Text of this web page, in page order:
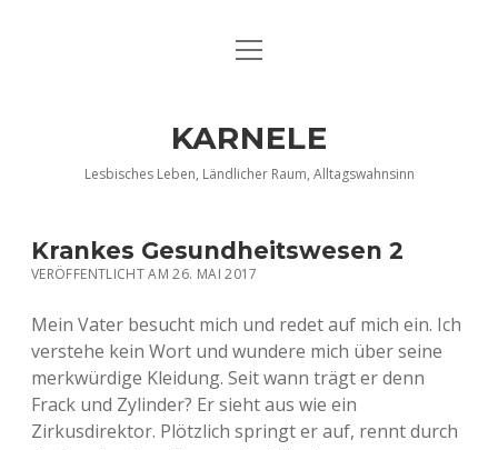
DATENSCHUTZERKLÄRUNG
Menü
KARNELE
Lesbisches Leben, Ländlicher Raum, Alltagswahnsinn
Krankes Gesundheitswesen 2
VERÖFFENTLICHT AM 26. MAI 2017
Mein Vater besucht mich und redet auf mich ein. Ich
verstehe kein Wort und wundere mich über seine
merkwürdige Kleidung. Seit wann trägt er denn
Frack und Zylinder? Er sieht aus wie ein
Zirkusdirektor. Plötzlich springt er auf, rennt durch